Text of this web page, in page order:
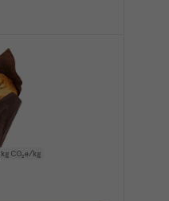
kg CO₂e/kg